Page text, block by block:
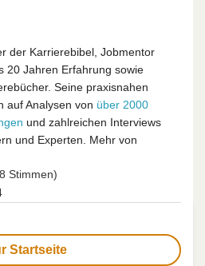
der Karrierebibel, Jobmentor
20 Jahren Erfahrung sowie
Seine praxisnahen
auf Analysen von über 2000
und zahlreichen Interviews
und Experten. Mehr von
Stimmen)
Startseite